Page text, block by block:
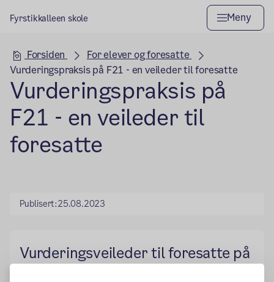
Fyrstikkalleen skole Meny
Hovedseksjon
Forsiden
For elever og foresatte
Vurderingspraksis på F21 - en veileder til foresatte
Vurderingspraksis på
F21 - en veileder til
foresatte
Publisert:25.08.2023
Vurderingsveileder til foresatte på
F21